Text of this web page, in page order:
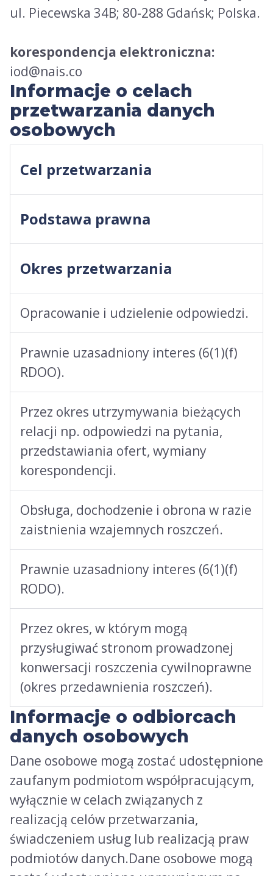
ul. Piecewska 34B; 80-288 Gdańsk; Polska.
korespondencja elektroniczna:
iod@nais.co
Informacje o celach
przetwarzania danych
osobowych
Cel przetwarzania
Podstawa prawna
Okres przetwarzania
Opracowanie i udzielenie odpowiedzi.
Prawnie uzasadniony interes (6(1)(f)
RDOO).
Przez okres utrzymywania bieżących
relacji np. odpowiedzi na pytania,
przedstawiania ofert, wymiany
korespondencji.
Obsługa, dochodzenie i obrona w razie
zaistnienia wzajemnych roszczeń.
Prawnie uzasadniony interes (6(1)(f)
RODO).
Przez okres, w którym mogą
przysługiwać stronom prowadzonej
konwersacji roszczenia cywilnoprawne
(okres przedawnienia roszczeń).
Informacje o odbiorcach
danych osobowych
Dane osobowe mogą zostać udostępnione
zaufanym podmiotom współpracującym,
wyłącznie w celach związanych z
realizacją celów przetwarzania,
świadczeniem usług lub realizacją praw
podmiotów danych.Dane osobowe mogą